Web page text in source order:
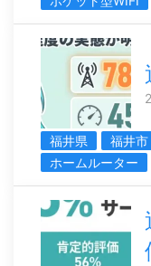
福井県 福井市
ホームルーター